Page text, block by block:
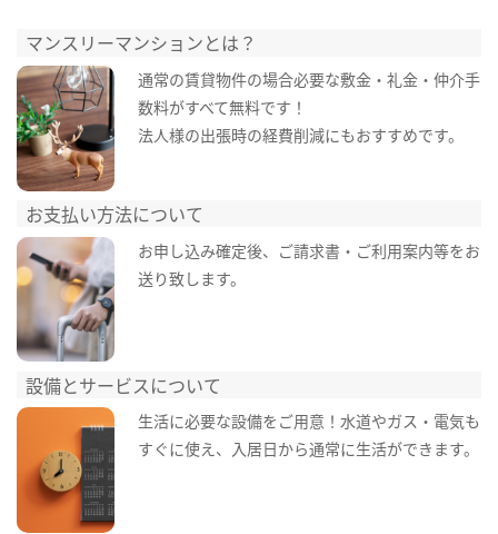
マンスリーマンションとは？
通常の賃貸物件の場合必要な敷金・礼金・仲介手
数料がすべて無料です！
法人様の出張時の経費削減にもおすすめです。
お支払い方法について
お申し込み確定後、ご請求書・ご利用案内等をお
送り致します。
設備とサービスについて
生活に必要な設備をご用意！水道やガス・電気も
すぐに使え、入居日から通常に生活ができます。